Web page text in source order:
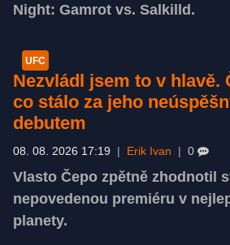
Night: Gamrot vs. Salkilld.
UFC
Nezvládl jsem to v hlavě.
co stálo za jeho
debutem
08. 08. 2026 17:19 Erik Ivan 0
Vlasto Čepo zpětně zhodnotil
nepovedenou premiéru v
planety.